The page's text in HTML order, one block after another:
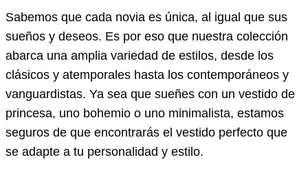
Sabemos que cada novia es única, al igual que sus
sueños y deseos. Es por eso que nuestra colección
abarca una amplia variedad de estilos, desde los
clásicos y atemporales hasta los contemporáneos y
vanguardistas. Ya sea que sueñes con un vestido de
princesa, uno bohemio o uno minimalista, estamos
seguros de que encontrarás el vestido perfecto que
se adapte a tu personalidad y estilo.